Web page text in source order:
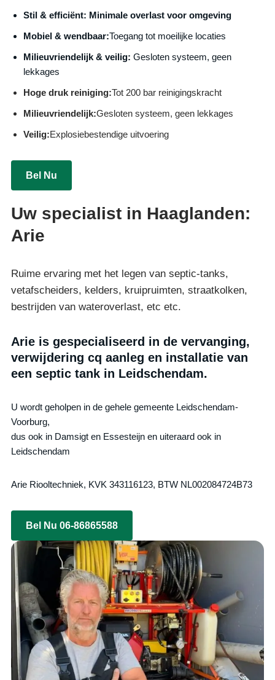
Stil & efficiënt: Minimale overlast voor omgeving
Mobiel & wendbaar:Toegang tot moeilijke locaties
Milieuvriendelijk & veilig: Gesloten systeem, geen
lekkages
Hoge druk reiniging:Tot 200 bar reinigingskracht
Milieuvriendelijk:Gesloten systeem, geen lekkages
Veilig:Explosiebestendige uitvoering
Bel Nu
Uw specialist in Haaglanden:
Arie
Ruime ervaring met het legen van septic-tanks,
vetafscheiders, kelders, kruipruimten, straatkolken,
bestrijden van wateroverlast, etc etc.
Arie is gespecialiseerd in de vervanging,
verwijdering cq aanleg en installatie van
een septic tank in Leidschendam.
U wordt geholpen in de gehele gemeente Leidschendam-
Voorburg,
dus ook in Damsigt en Essesteijn en uiteraard ook in
Leidschendam
Arie Riooltechniek, KVK 343116123, BTW NL002084724B73
Bel Nu 06-86865588